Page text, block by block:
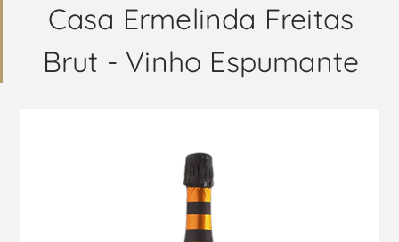
Casa Ermelinda Freitas
Brut - Vinho Espumante